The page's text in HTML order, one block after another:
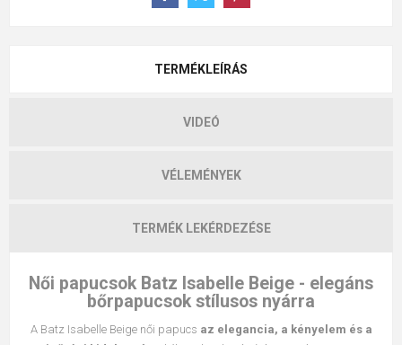
TERMÉKLEÍRÁS
VIDEÓ
VÉLEMÉNYEK
TERMÉK LEKÉRDEZÉSE
Női papucsok Batz Isabelle Beige - elegáns
bőrpapucsok stílusos nyárra
A Batz Isabelle Beige női papucs az elegancia, a kényelem és a